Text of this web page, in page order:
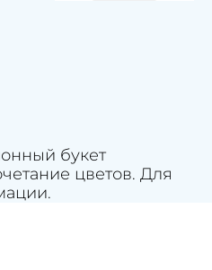
букет
цветов. Для